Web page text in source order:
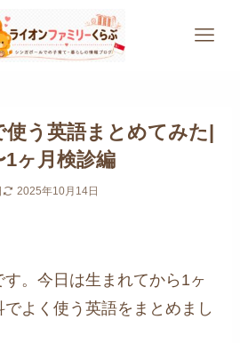
使う英語まとめてみた|
1ヶ月検診編
2025年10月14日
。今日は生まれてから1ヶ
よく使う英語をまとめまし